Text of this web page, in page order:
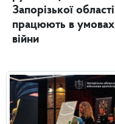
Запорізької області
працюють в умовах
війни